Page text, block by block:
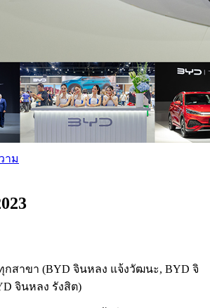
าม
สาขา (BYD จินหลง แจ้งวัฒนะ, BYD จิ
จินหลง รังสิต)